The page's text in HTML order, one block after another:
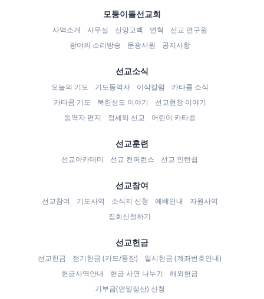
모퉁이돌선교회
사역소개 사무실 신앙고백 연혁
선교 연구원
광야의 소리방송
문광서원 공지사항
선교소식
오늘의 기도 기도동역자 이삭칼럼
카타콤 소식
카타콤 기도
북한성도 이야기
선교현장 이야기
동역자 편지
정세와 선교 어린이 카타콤
선교훈련
선교아카데미 선교 컨퍼런스 선교 인턴쉽
선교참여
선교참여 기도사역 소식지 신청 예배안내
자원사역
집회신청하기
선교헌금
선교헌금 정기헌금 (카드/통장)
일시헌금 (계좌번호안내)
헌금사역안내
헌금 사연 나누기
해외헌금
기부금(연말정산) 신청